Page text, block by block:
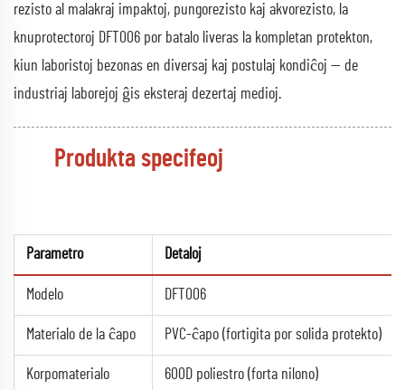
rezisto al malakraj impaktoj, pungorezisto kaj akvorezisto, la
knuprotectoroj DFT006 por batalo liveras la kompletan protekton,
kiun laboristoj bezonas en diversaj kaj postulaj kondiĉoj — de
industriaj laborejoj ĝis eksteraj dezertaj medioj.
Produkta specifeoj
Parametro Detaloj
Modelo DFT006
Materialo de la ĉapo PVC-ĉapo (fortigita por solida protekto)
Korpomaterialo 600D poliestro (forta nilono)